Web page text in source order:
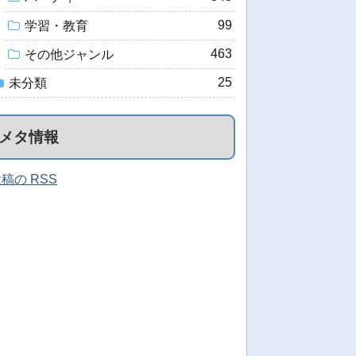
学習・教育 99
その他ジャンル 463
未分類 25
タ情報
の RSS